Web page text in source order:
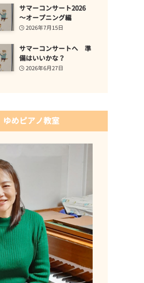
サマーコンサート2026
～オープニング編
2026年7月15日
サマーコンサートへ 準
備はいいかな？
2026年6月27日
ゆめピアノ教室